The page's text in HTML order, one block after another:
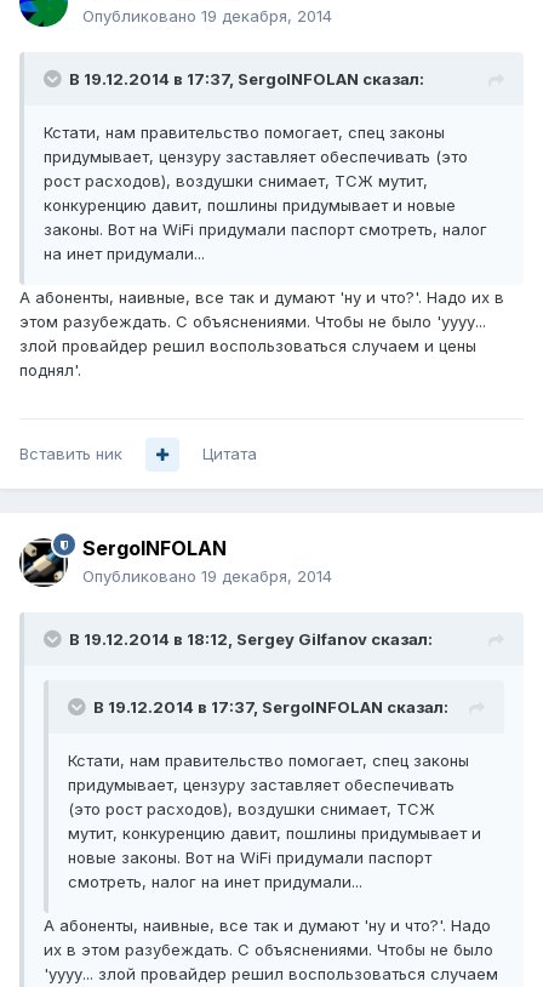
Опубликовано 19 декабря, 2014
В 19.12.2014 в 17:37, SergoINFOLAN сказал:
Кстати, нам правительство помогает, спец законы
придумывает, цензуру заставляет обеспечивать (это
рост расходов), воздушки снимает, ТСЖ мутит,
конкуренцию давит, пошлины придумывает и новые
законы. Вот на WiFi придумали паспорт смотреть, налог
на инет придумали...
А абоненты, наивные, все так и думают 'ну и что?'. Надо их в
этом разубеждать. С объяснениями. Чтобы не было 'уууу...
злой провайдер решил воспользоваться случаем и цены
поднял'.
Вставить ник Цитата
SergoINFOLAN
Опубликовано 19 декабря, 2014
В 19.12.2014 в 18:12, Sergey Gilfanov сказал:
В 19.12.2014 в 17:37, SergoINFOLAN сказал:
Кстати, нам правительство помогает, спец законы
придумывает, цензуру заставляет обеспечивать
(это рост расходов), воздушки снимает, ТСЖ
мутит, конкуренцию давит, пошлины придумывает и
новые законы. Вот на WiFi придумали паспорт
смотреть, налог на инет придумали...
А абоненты, наивные, все так и думают 'ну и что?'. Надо
их в этом разубеждать. С объяснениями. Чтобы не было
'уууу... злой провайдер решил воспользоваться случаем